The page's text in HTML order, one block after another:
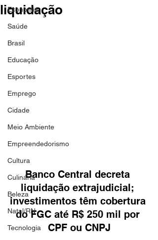
Economia
Saúde
Brasil
Educação
Esportes
Emprego
Cidade
Meio Ambiente
Empreendedorismo
Cultura
Culinária
Beleza
Natal/RN
Tecnologia
liquidação
Banco Central decreta
liquidação extrajudicial;
investimentos têm cobertura
do FGC até R$ 250 mil por
CPF ou CNPJ